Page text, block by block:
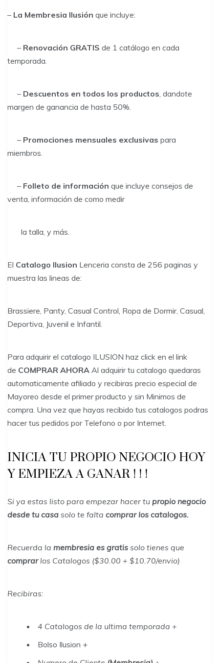
– La Membresia Ilusión que incluye:
– Renovación GRATIS de 1 catálogo en cada
temporada.
– Descuentos en todos los productos, dandote
margen de ganancia de hasta 50%.
– Promociones mensuales exclusivas para
miembros.
– Folleto de información que incluye consejos de
venta, información de como medir
la talla, y más.
El Catalogo Ilusion Lenceria consta de 256 paginas y
muestra las lineas de:
Brassiere, Panty, Casual Control, Ropa de Dormir, Casual,
Deportiva, Juvenil e Infantil.
Para adquirir el catalogo ILUSION haz click en el link
de COMPRAR AHORA Al adquirir tu catalogo quedaras
automaticamente afiliado y recibiras precio especial de
Mayoreo desde el primer producto y sin Minimos de
compra. Una vez que hayas recibido tus catalogos podras
hacer tus pedidos por Telefono o por Internet.
INICIA TU PROPIO NEGOCIO HOY
Y EMPIEZA A GANAR ! ! !
Si ya estas listo para empezar hacer tu propio negocio
desde tu casa solo te falta comprar los catalogos.
Recuerda la membresia es gratis solo tienes que
comprarlos Catalogos ($30.00 + $10.70/envio)
Recibiras:
4 Catalogos de la ultima temporada +
Bolso Ilusion +